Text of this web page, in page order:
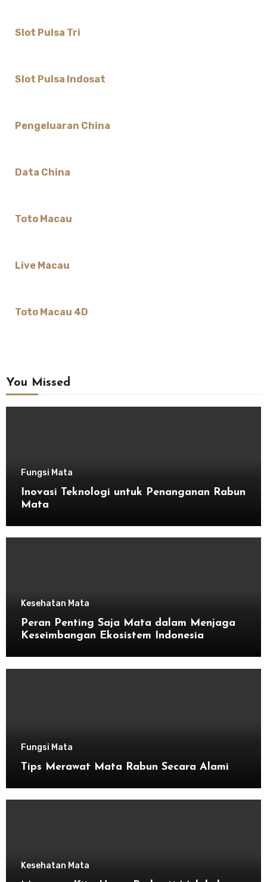
Slot Pulsa Tri
Slot Pulsa Indosat
Pengeluaran China
Data China
Toto Macau
Live Macau
Toto Macau 4D
You Missed
Fungsi Mata
Inovasi Teknologi untuk Penanganan Rabun
Mata
Kesehatan Mata
Peran Penting Saja Mata dalam Menjaga
Keseimbangan Ekosistem Indonesia
Fungsi Mata
Tips Merawat Mata Rabun Secara Alami
Kesehatan Mata